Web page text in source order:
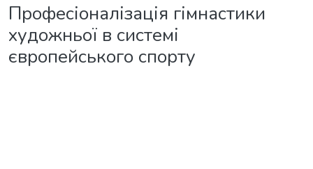
Професіоналізація гімнастики
художньої в системі
європейського спорту